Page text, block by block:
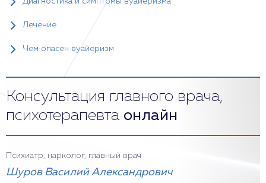
Лечение
Чем опасен вуайеризм
Консультация главного врача,
психотерапевта онлайн
Психиатр, нарколог, главный врач
Шуров Василий Александрович